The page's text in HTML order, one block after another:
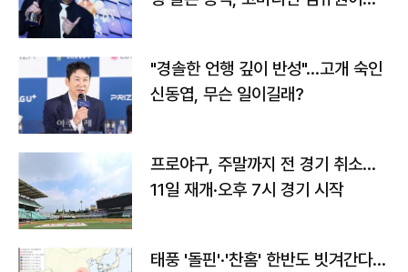
"경솔한 언행 깊이 반성"…고개 숙인
신동엽, 무슨 일이길래?
프로야구, 주말까지 전 경기 취소…
11일 재개·오후 7시 경기 시작
태풍 '돌핀'·'찬홈' 한반도 빗겨간다…